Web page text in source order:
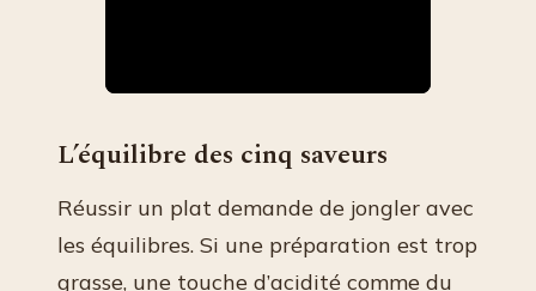
L’équilibre des cinq saveurs
Réussir un plat demande de jongler avec
les équilibres. Si une préparation est trop
grasse, une touche d’acidité comme du